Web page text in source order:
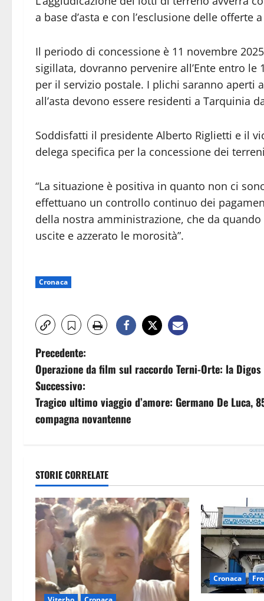
a base d’asta e con l’esclusione delle offerte
Il periodo di concessione è 11 novembre
sigillata, dovranno pervenire all’Ente entro
per il servizio postale. I plichi saranno aperti
all’asta devono essere residenti a Tarquinia
Soddisfatti il presidente Alberto Riglietti e il
delega specifica per la concessione dei
“La situazione è positiva in quanto non ci
effettuano un controllo continuo dei
della nostra amministrazione, che da
uscite e azzerato le morosità”.
Cronaca
N
a
v
i
a
z
i
n
Precedente:
Operazione da film sul raccordo Terni-Orte: la
Successivo:
Tragico ultimo viaggio d’amore: Germano De Luca,
compagna novantenne
STORIE CORRELATE
Cronaca